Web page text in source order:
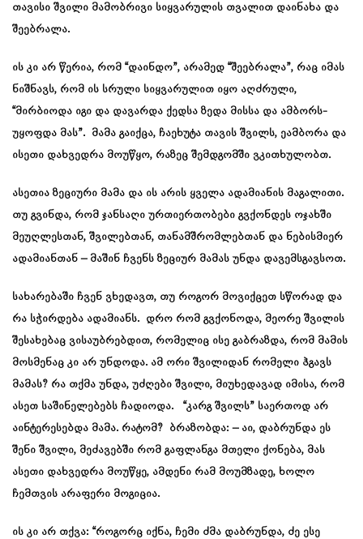
თავისი შვილი მამობრივი სიყვარულის თვალით დაინახა და
შეებრალა.
ის კი არ წერია, რომ “დაინდო”, არამედ “შეებრალა”, რაც იმას
ნიშნავს, რომ ის სრული სიყვარულით იყო აღძრული,
“მირბიოდა იგი და დავარდა ქედსა ზედა მისსა და ამბორს-
უყოფდა მას”. მამა გაიქცა, ჩაეხუტა თავის შვილს, ეამბორა და
ისეთი დახვედრა მოუწყო, რაზეც შემდგომში ვკითხულობთ.
ასეთია ზეციური მამა და ის არის ყველა ადამიანის მაგალითი.
თუ გვინდა, რომ ჯანსაღი ურთიერთობები გვქონდეს ოჯახში
მეუღლესთან, შვილებთან, თანამშრომლებთან და ნებისმიერ
ადამიანთან – მაშინ ჩვენს ზეციურ მამას უნდა დავემსგავსოთ.
სახარებაში ჩვენ ვხედავთ, თუ როგორ მოვიქცეთ სწორად და
რა სჭირდება ადამიანს. დრო რომ გვქონოდა, მეორე შვილის
შესახებაც ვისაუბრებდით, რომელიც ისე გაბრაზდა, რომ მამის
მოსმენაც კი არ უნდოდა. ამ ორი შვილიდან რომელი ჰგავს
მამას? რა თქმა უნდა, უძღები შვილი, მიუხედავად იმისა, რომ
ასეთ საშინელებებს ჩადიოდა. “კარგ შვილს” საერთოდ არ
აინტერესებდა მამა. რატომ? ბრაზობდა: – აი, დაბრუნდა ეს
შენი შვილი, მეძავებში რომ გაფლანგა მთელი ქონება, მას
ასეთი დახვედრა მოუწყე, ამდენი რამ მოუმზადე, ხოლო
ჩემთვის არაფერი მოგიცია.
ის კი არ თქვა: “როგორც იქნა, ჩემი ძმა დაბრუნდა, ძე ესე